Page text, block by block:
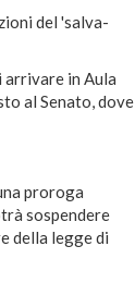
del 'salva-
arrivare in Aula
al Senato, dove
proroga
sospendere
della legge di